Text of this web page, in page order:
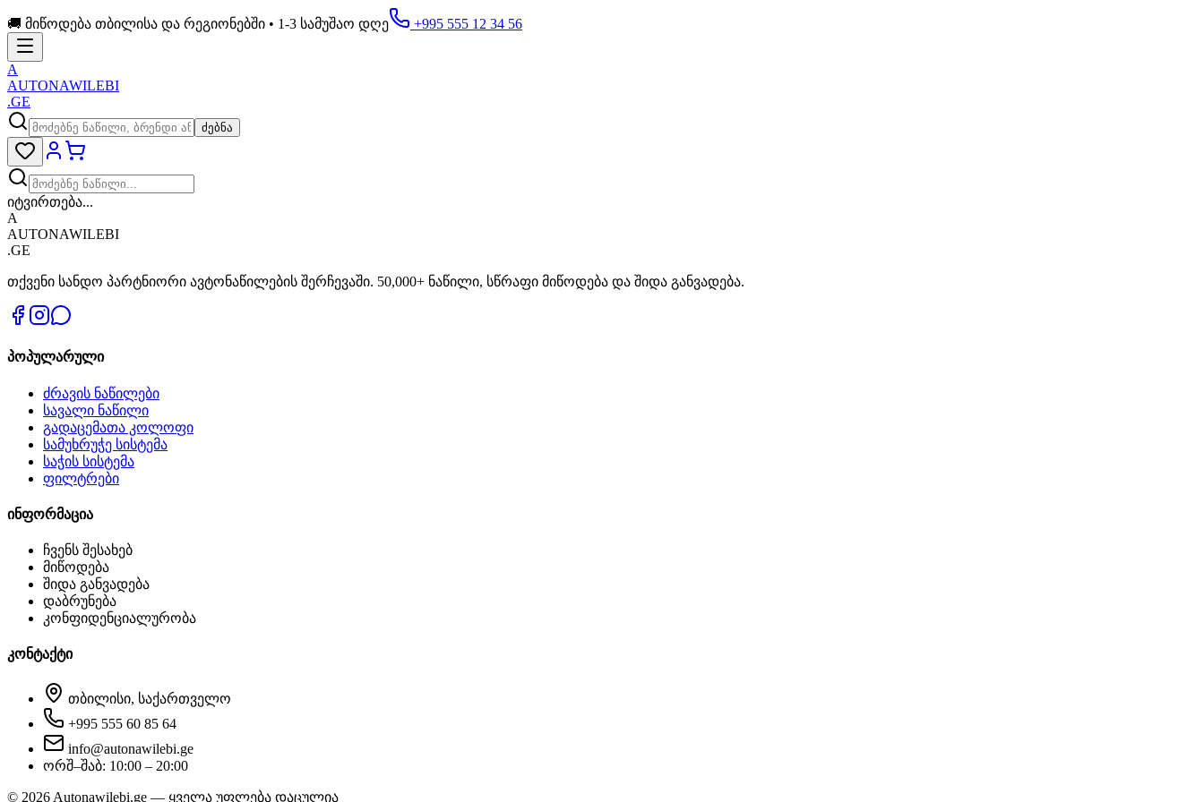
🚚 მიწოდება თბილისა და რეგიონებში • 1-3 სამუშაო დღე +995 555 12 34 56
A
AUTONAWILEBI
.GE
ძებნა
იტვირთება...
A
AUTONAWILEBI
.GE
თქვენი სანდო პარტნიორი ავტონაწილების შერჩევაში. 50,000+ ნაწილი, სწრაფი მიწოდება და შიდა განვადება.
პოპულარული
ძრავის ნაწილები
სავალი ნაწილი
გადაცემათა კოლოფი
სამუხრუჭე სისტემა
საჭის სისტემა
ფილტრები
ინფორმაცია
ჩვენს შესახებ
მიწოდება
შიდა განვადება
დაბრუნება
კონფიდენციალურობა
კონტაქტი
თბილისი, საქართველო
+995 555 60 85 64
info@autonawilebi.ge
ორშ–შაბ: 10:00 – 20:00
© 2026 Autonawilebi.ge — ყველა უფლება დაცულია